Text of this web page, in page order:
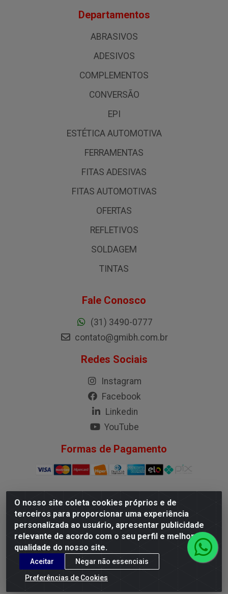
O nosso site coleta cookies próprios e de
terceiros para proporcionar uma experiência
personalizada ao usuário, apresentar publicidade
relevante de acordo com o seu perfil e melhorar a
qualidade do nosso site.
Aceitar
Negar não essenciais
Preferências de Cookies
Departamentos
ABRASIVOS
ADESIVOS
COMPLEMENTOS
CONVERSÃO
EPI
ESTÉTICA AUTOMOTIVA
FERRAMENTAS
FITAS ADESIVAS
FITAS AUTOMOTIVAS
OFERTAS
REFLETIVOS
SOLDAGEM
TINTAS
Fale Conosco
(31) 3490-0777
contato@gmibh.com.br
Redes Sociais
Instagram
Facebook
Linkedin
YouTube
Formas de Pagamento
G.M.I. Distribuidora LTDA - Rua Conselheiro Pena, 50 - Santa
Branca, Belo Horizonte/MG - CEP 31.710-150 - CNPJ
04.098.359/0001-02